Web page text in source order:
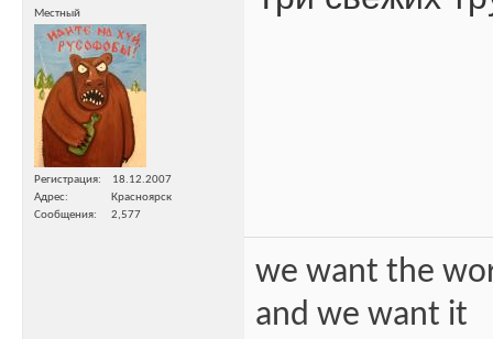
Местный
Регистрация
18.12.2007
Адрес
Красноярск
Сообщения
2,577
we want the
and we want it